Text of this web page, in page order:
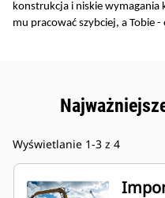
konstrukcja i niskie wymagania
mu pracować szybciej, a Tobie -
Wyświetlanie 1-3 z 4